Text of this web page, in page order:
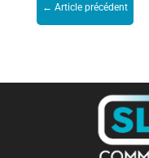
← Article précédent